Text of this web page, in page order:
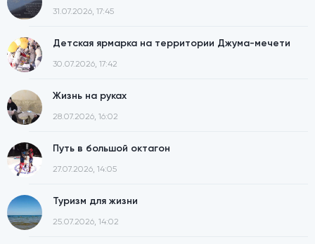
31.07.2026, 17:45
Детская ярмарка на территории Джума-мечети
30.07.2026, 17:42
Жизнь на руках
28.07.2026, 16:02
Путь в большой октагон
27.07.2026, 14:05
Туризм для жизни
25.07.2026, 14:02